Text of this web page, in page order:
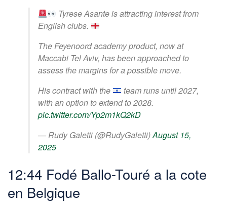
Tyrese Asante is attracting interest from
English clubs.
The Feyenoord academy product, now at
Maccabi Tel Aviv, has been approached to
assess the margins for a possible move.
His contract with the
team runs until 2027,
with an option to extend to 2028.
pic.twitter.com/Yp2m1kQ2kD
— Rudy Galetti (@RudyGaletti)August 15,
2025
12:44 Fodé Ballo-Touré a la cote
en Belgique